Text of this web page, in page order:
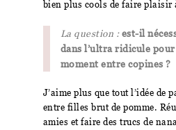
bien plus cools de faire plaisir
La question :est-il
dans l’ultra ridicule
moment entre copines ?
J’aime plus que tout l’idée de
entre filles brut de pomme.
amies et faire des trucs de